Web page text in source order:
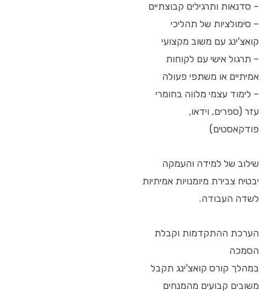
– סדנאות ותרגילים קבוצתיים
– סימולציות של תהליכי
קואצ'ינג עם משוב מקצועי
– תרגול אישי עם לקוחות
אמיתיים או משתפי פעולה
– לימוד עצמי מלווה בחומרי
עזר (ספרים, וידאו,
פודקאסטים)
שילוב של למידה והעמקה
יבטיח צבירת מיומנויות אמיתיות
לשדה העבודה.
הערכת ההתקדמות וקבלת
הסמכה
במהלך קורס קואצ'ינג תקבל
משובים קבועים מהמנחים